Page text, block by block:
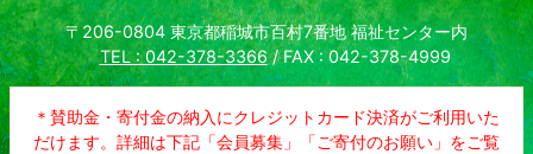
〒206-0804 東京都稲城市百村7番地 福祉センター内
TEL : 042-378-3366/ FAX : 042-378-4999
＊賛助金・寄付金の納入にクレジットカード決済がご利用いた
だけます。詳細は下記「会員募集」「ご寄付のお願い」をご覧